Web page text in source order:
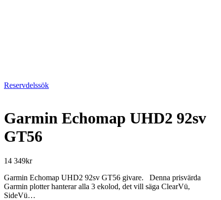
Reservdelssök
Garmin Echomap UHD2 92sv
GT56
14 349kr
Garmin Echomap UHD2 92sv GT56 givare. Denna prisvärda
Garmin plotter hanterar alla 3 ekolod, det vill säga ClearVü,
SideVü…